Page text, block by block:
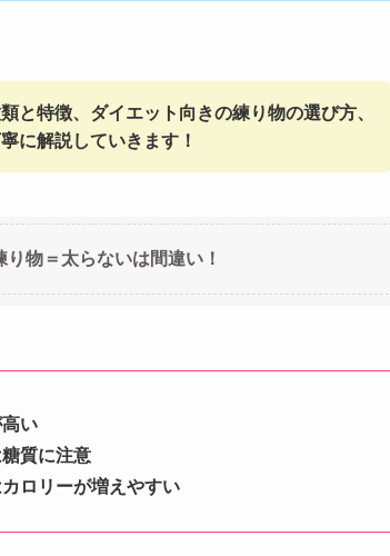
と特徴、ダイエット向きの練り物の選び方、
に解説していきます！
り物＝太らないは間違い！
い
質に注意
ロリーが増えやすい